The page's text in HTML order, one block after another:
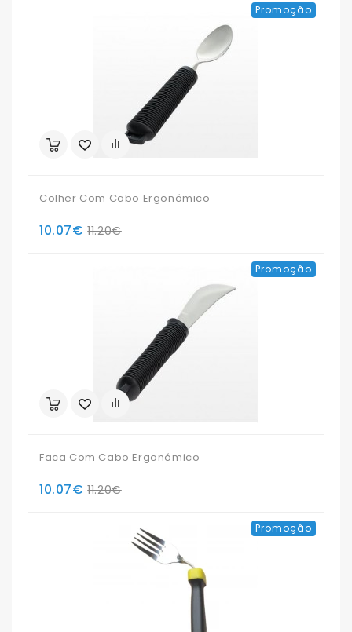
Promoção
Colher Com Cabo Ergonómico
10.07€ 11.20€
Promoção
Faca Com Cabo Ergonómico
10.07€ 11.20€
Promoção